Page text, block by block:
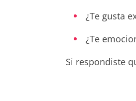
¿Te gusta
¿Te
Si respondiste